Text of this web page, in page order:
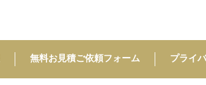
無料お見積ご依頼フォーム プライ